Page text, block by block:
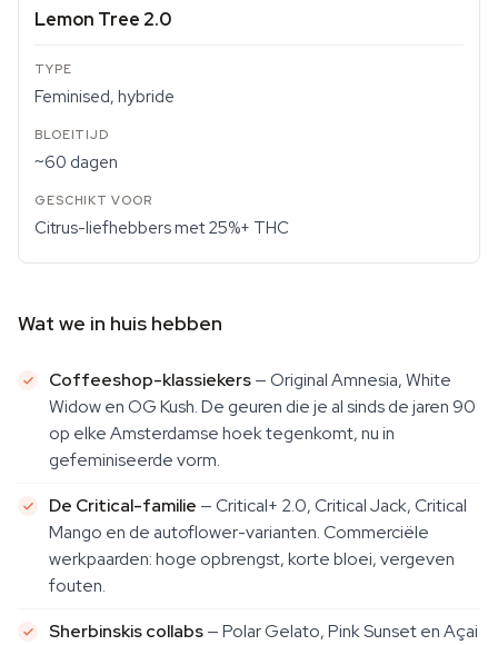
Lemon Tree 2.0
Feminised, hybride
~60 dagen
Citrus-liefhebbers met 25%+ THC
Wat we in huis hebben
Coffeeshop-klassiekers— Original Amnesia, White
Widow en OG Kush. De geuren die je al sinds de jaren 90
op elke Amsterdamse hoek tegenkomt, nu in
gefeminiseerde vorm.
De Critical-familie — Critical+ 2.0, Critical Jack, Critical
Mango en de autoflower-varianten. Commerciële
werkpaarden: hoge opbrengst, korte bloei, vergeven
fouten.
Sherbinskis collabs— Polar Gelato, Pink Sunset en Açai